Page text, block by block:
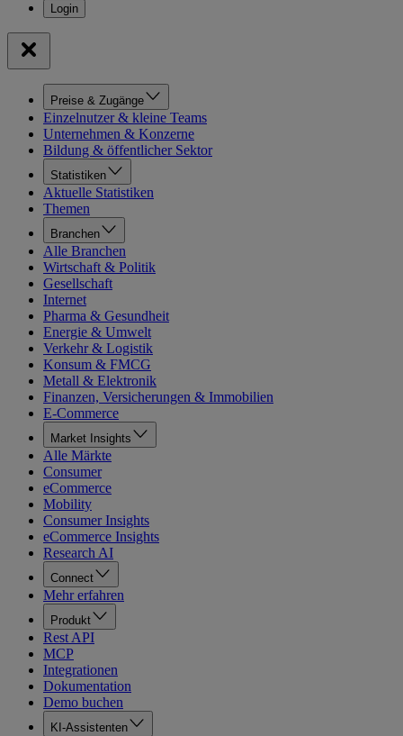
Preise & Zugänge
Einzelnutzer & kleine Teams
Unternehmen & Konzerne
Bildung & öffentlicher Sektor
Statistiken
Aktuelle Statistiken
Themen
Branchen
Alle Branchen
Wirtschaft & Politik
Gesellschaft
Internet
Pharma & Gesundheit
Energie & Umwelt
Verkehr & Logistik
Konsum & FMCG
Metall & Elektronik
Finanzen, Versicherungen & Immobilien
E-Commerce
Market Insights
Alle Märkte
Consumer
eCommerce
Mobility
Consumer Insights
eCommerce Insights
Research AI
Connect
Mehr erfahren
Produkt
Rest API
MCP
Integrationen
Dokumentation
Demo buchen
KI-Assistenten